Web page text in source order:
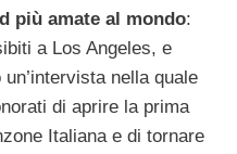
più amate al mondo:
a Los Angeles, e
nella quale
di aprire la prima
Italiana e di tornare